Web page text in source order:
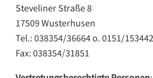
Steveliner Straße 8
17509 Wusterhusen
Tel.: 038354/36664 o. 0151/
Fax: 038354/31851